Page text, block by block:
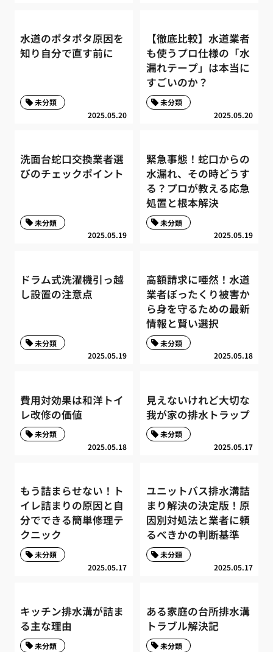
水道のポタポタ原因を
知り自分で直す前に
2025.05.20
未分類
【徹底比較】水道業者
も使うプロ仕様の「水
漏れテープ」は本当に
すごいのか？
2025.05.20
未分類
洗面台蛇口交換業者選
びのチェックポイント
2025.05.19
未分類
緊急事態！蛇口からの
水漏れ、その時どうす
る？プロが教える応急
処置と根本解決
2025.05.19
未分類
ドラム式洗濯機引っ越
し設置の注意点
2025.05.19
未分類
高額請求に唖然！水道
業者ぼったくり被害か
ら身を守るための最新
情報と賢い選択
2025.05.18
未分類
費用対効果は和洋トイ
レ改修の価値
2025.05.18
未分類
見えないけれど大切な
我が家の排水トラップ
2025.05.17
未分類
もう詰まらせない！ト
イレ詰まりの原因と自
分でできる簡単修理テ
クニック
2025.05.17
未分類
ユニットバス排水溝詰
まり解決の決定版！原
因別対処法と業者に頼
るべきかの判断基準
2025.05.17
未分類
キッチン排水溝が詰ま
る主な理由
未分類
ある家庭の台所排水溝
トラブル解決記
未分類